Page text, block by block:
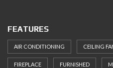
FEATURES
AIR CONDITIONING CEILING
FIREPLACE FURNISHED